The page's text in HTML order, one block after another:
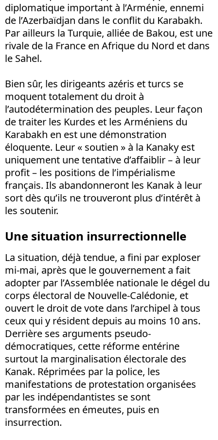
diplomatique important à l’Arménie, ennemi
de l’Azerbaïdjan dans le conflit du Karabakh.
Par ailleurs la Turquie, alliée de Bakou, est une
rivale de la France en Afrique du Nord et dans
le Sahel.
Bien sûr, les dirigeants azéris et turcs se
moquent totalement du droit à
l’autodétermination des peuples. Leur façon
de traiter les Kurdes et les Arméniens du
Karabakh en est une démonstration
éloquente. Leur « soutien » à la Kanaky est
uniquement une tentative d’affaiblir – à leur
profit – les positions de l’impérialisme
français. Ils abandonneront les Kanak à leur
sort dès qu’ils ne trouveront plus d’intérêt à
les soutenir.
Une situation insurrectionnelle
La situation, déjà tendue, a fini par exploser
mi-mai, après que le gouvernement a fait
adopter par l’Assemblée nationale le dégel du
corps électoral de Nouvelle-Calédonie, et
ouvert le droit de vote dans l’archipel à tous
ceux qui y résident depuis au moins 10 ans.
Derrière ses arguments pseudo-
démocratiques, cette réforme entérine
surtout la marginalisation électorale des
Kanak. Réprimées par la police, les
manifestations de protestation organisées
par les indépendantistes se sont
transformées en émeutes, puis en
insurrection.